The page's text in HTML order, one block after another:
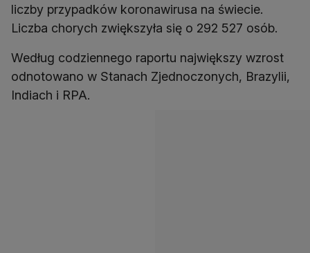
liczby przypadków koronawirusa na świecie.
Liczba chorych zwiększyła się o 292 527 osób.
Według codziennego raportu największy wzrost
odnotowano w Stanach Zjednoczonych, Brazylii,
Indiach i RPA.